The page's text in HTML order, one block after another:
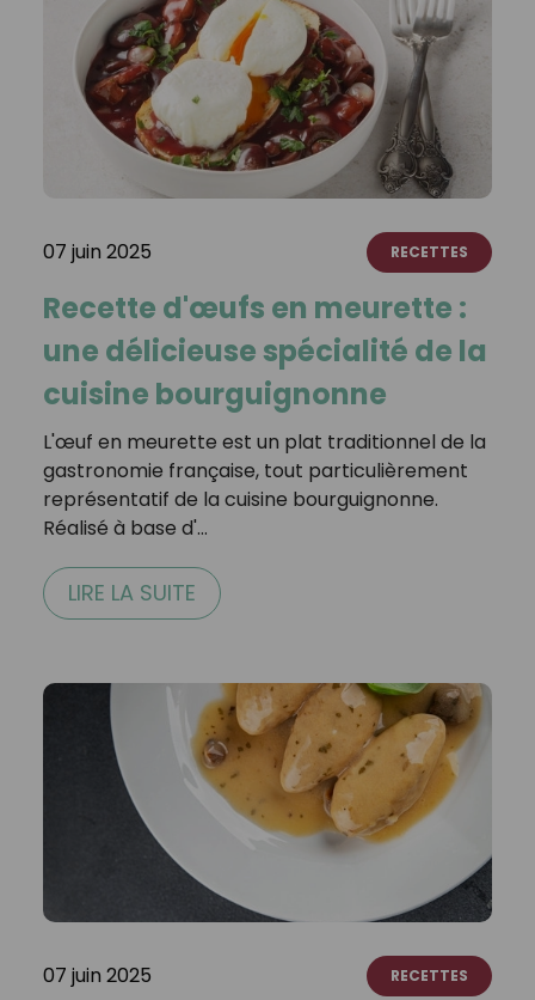
07 juin 2025 RECETTES
Recette d'œufs en meurette :
une délicieuse spécialité de la
cuisine bourguignonne
L'œuf en meurette est un plat traditionnel de la
gastronomie française, tout particulièrement
représentatif de la cuisine bourguignonne.
Réalisé à base d'…
LIRE LA SUITE
07 juin 2025 RECETTES